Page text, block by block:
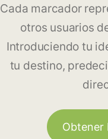
Cada marcador
otros usuarios
Introduciendo tu
tu destino,
Obtener